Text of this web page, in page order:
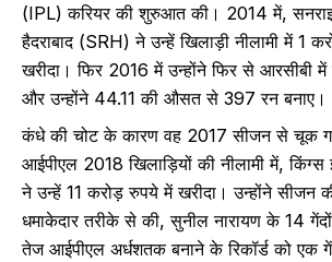
(IPL) करियर की शुरुआत की। 2014 में,
हैदराबाद (SRH) ने उन्हें खिलाड़ी नीलामी में 1
खरीदा। फिर 2016 में उन्होंने फिर से आरसीबी में
और उन्होंने 44.11 की औसत से 397 रन बनाए।
कंधे की चोट के कारण वह 2017 सीजन से चूक
आईपीएल 2018 खिलाड़ियों की नीलामी में,
ने उन्हें 11 करोड़ रुपये में खरीदा। उन्होंने सीजन
धमाकेदार तरीके से की, सुनील नारायण के 14
तेज आईपीएल अर्धशतक बनाने के रिकॉर्ड को एक